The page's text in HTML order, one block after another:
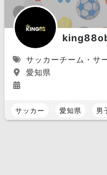
サッカーチーム・サ
愛知県
サッカー 愛知県 男